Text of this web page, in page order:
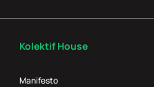
Kolektif House
Manifesto